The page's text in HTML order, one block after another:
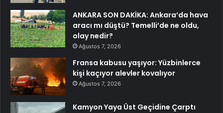
ANKARA SON DAKİKA: Ankara’da hava
aracı mı düştü? Temelli’de ne oldu,
olay nedir?
Ağustos 7, 2026
Fransa kabusu yaşıyor: Yüzbinlerce
kişi kaçıyor alevler kovalıyor
Ağustos 7, 2026
Kamyon Yaya Üst Geçidine Çarptı